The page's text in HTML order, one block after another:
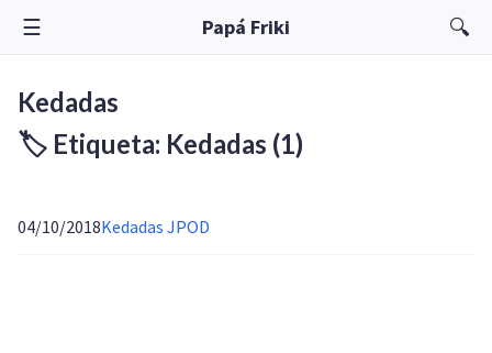
☰ Papá Friki 🔍
Kedadas
🏷️ Etiqueta: Kedadas (1)
04/10/2018Kedadas JPOD